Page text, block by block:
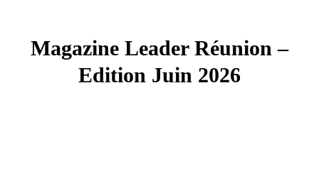
Magazine Leader Réunion –
Edition Juin 2026